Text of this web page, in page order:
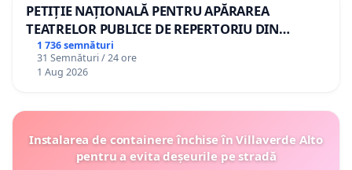
PETIȚIE NAȚIONALĂ PENTRU APĂRAREA
TEATRELOR PUBLICE DE REPERTORIU DIN
ROMÂNIA
1 736 semnături
31 Semnături / 24 ore
1 Aug 2026
Instalarea de containere închise în Villaverde Alto
pentru a evita deșeurile pe stradă